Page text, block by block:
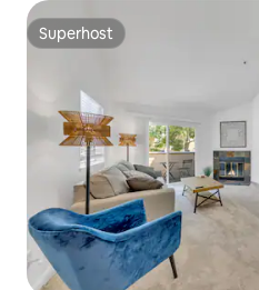
Superhost
Superhost